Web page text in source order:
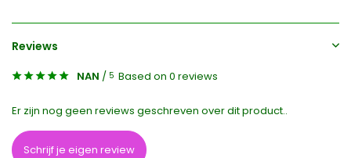
Reviews
NAN / 5 Based on 0 reviews
Er zijn nog geen reviews geschreven over dit product..
Schrijf je eigen review